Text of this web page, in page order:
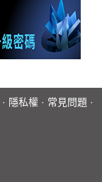
· 隱私權 · 常見問題 ·